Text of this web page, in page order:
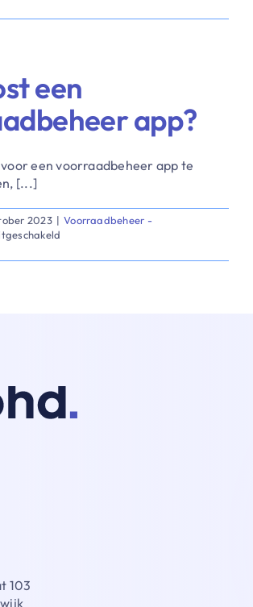
lang
voorraadbeheer
app
te
een
app?
een voorraadbeheer app te
[...]
2023 | Voorraadbeheer -
Wat
103